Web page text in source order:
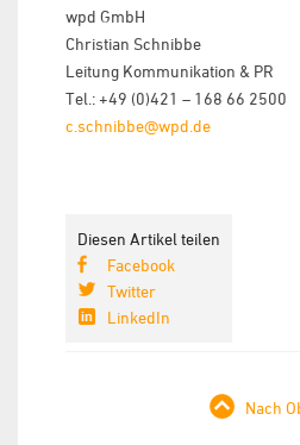
wpd GmbH
Christian Schnibbe
Leitung Kommunikation & PR
Tel.: +49 (0)421 – 168 66 2500
c.schnibbe@wpd.de
Diesen Artikel teilen
Facebook
Twitter
LinkedIn
Nach